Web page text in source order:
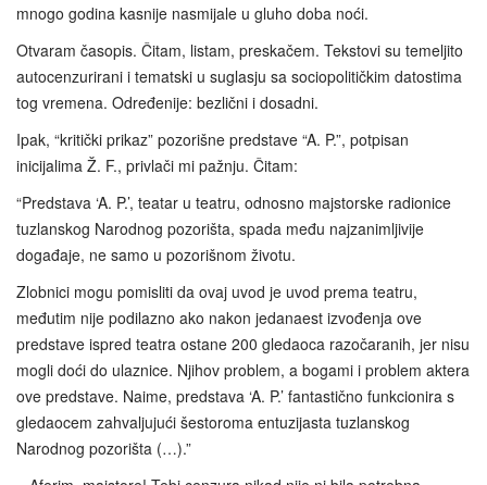
mnogo godina kasnije nasmijale u gluho doba noći.
Otvaram časopis. Čitam, listam, preskačem. Tekstovi su temeljito
autocenzurirani i tematski u suglasju sa sociopolitičkim datostima
tog vremena. Određenije: bezlični i dosadni.
Ipak, “kritički prikaz” pozorišne predstave “A. P.”, potpisan
inicijalima Ž. F., privlači mi pažnju. Čitam:
“Predstava ‘A. P.’, teatar u teatru, odnosno majstorske radionice
tuzlanskog Narodnog pozorišta, spada među najzanimljivije
događaje, ne samo u pozorišnom životu.
Zlobnici mogu pomisliti da ovaj uvod je uvod prema teatru,
međutim nije podilazno ako nakon jedanaest izvođenja ove
predstave ispred teatra ostane 200 gledaoca razočaranih, jer nisu
mogli doći do ulaznice. Njihov problem, a bogami i problem aktera
ove predstave. Naime, predstava ‘A. P.’ fantastično funkcionira s
gledaocem zahvaljujući šestoroma entuzijasta tuzlanskog
Narodnog pozorišta (…).”